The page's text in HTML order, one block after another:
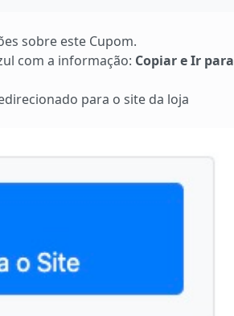
sobre este Cupom.
com a informação: Copiar e Ir para
para o site da loja